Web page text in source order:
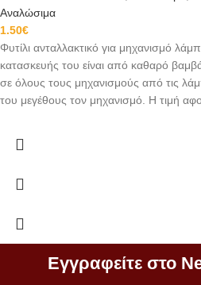
Αναλώσιμα
1.50€
Φυτίλι ανταλλακτικό για μηχανισμό
κατασκευής του είναι από καθαρό
σε όλους τους μηχανισμούς από τις
του μεγέθους τον μηχανισμό. Η τιμή
Εγγραφείτε στο